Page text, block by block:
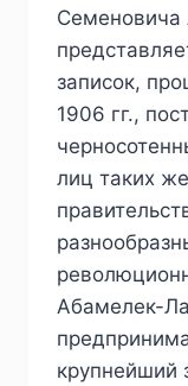
Семеновича
записок,
1906 гг.,
лиц таких
Абамелек-
крупнейший